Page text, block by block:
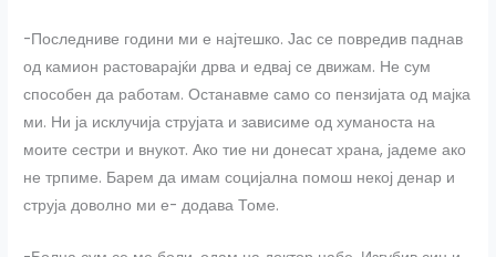
-Последниве години ми е најтешко. Јас се повредив паднав
од камион растоварајќи дрва и едвај се движам. Не сум
способен да работам. Останавме само со пензијата од мајка
ми. Ни ја исклучија струјата и зависиме од хуманоста на
моите сестри и внукот. Ако тие ни донесат храна, јадеме ако
не трпиме. Барем да имам социјална помош некој денар и
струја доволно ми е- додава Томе.